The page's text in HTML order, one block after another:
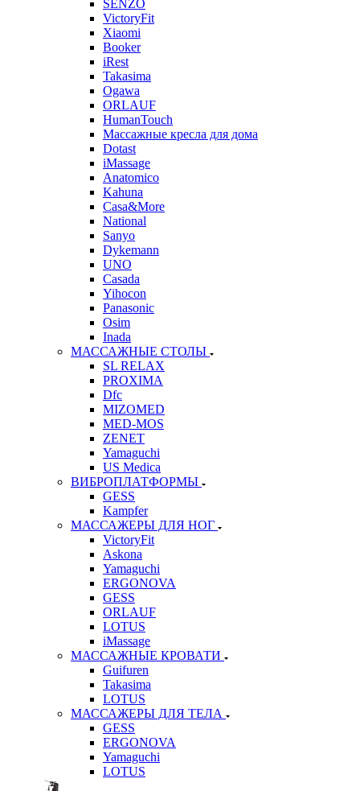
SENZO
VictoryFit
Xiaomi
Booker
iRest
Takasima
Ogawa
ORLAUF
HumanTouch
Массажные кресла для дома
Dotast
iMassage
Anatomico
Kahuna
Casa&More
National
Sanyo
Dykemann
UNO
Casada
Yihocon
Panasonic
Osim
Inada
МАССАЖНЫЕ СТОЛЫ
SL RELAX
PROXIMA
Dfc
MIZOMED
MED-MOS
ZENET
Yamaguchi
US Medica
ВИБРОПЛАТФОРМЫ
GESS
Kampfer
МАССАЖЕРЫ ДЛЯ НОГ
VictoryFit
Askona
Yamaguchi
ERGONOVA
GESS
ORLAUF
LOTUS
iMassage
МАССАЖНЫЕ КРОВАТИ
Guifuren
Takasima
LOTUS
МАССАЖЕРЫ ДЛЯ ТЕЛА
GESS
ERGONOVA
Yamaguchi
LOTUS